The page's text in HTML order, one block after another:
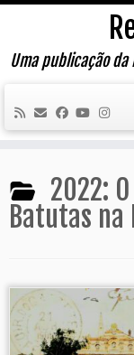
Skip
content
Uma publicação
2022:
Batutas na